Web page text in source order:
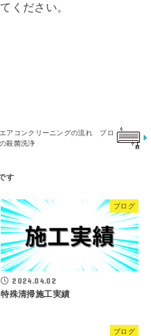
ください。
エアコンクリーニングの流れ プロ
の殺菌洗浄
ブログ
2024.04.02
特殊清掃施工実績
ブログ